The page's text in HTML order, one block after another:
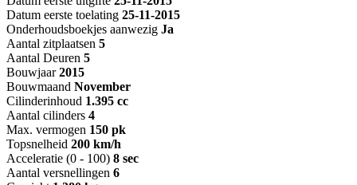
Datum eerste toelating 25-11-2015
Onderhoudsboekjes aanwezig Ja
Aantal zitplaatsen 5
Aantal Deuren 5
Bouwjaar 2015
Bouwmaand November
Cilinderinhoud 1.395 cc
Aantal cilinders 4
Max. vermogen 150 pk
Topsnelheid 200 km/h
Acceleratie (0 - 100) 8 sec
Aantal versnellingen 6